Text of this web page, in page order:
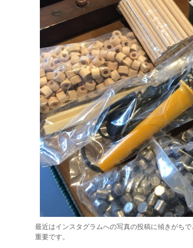
最近はインスタグラムへの写真の投稿に傾きがち
重要です。